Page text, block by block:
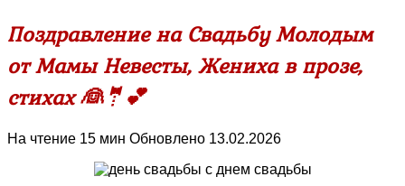
Поздравление на Свадьбу Молодым
от Мамы Невесты, Жениха в прозе,
стихах 👰🤵💕
На чтение 15 мин Обновлено 13.02.2026